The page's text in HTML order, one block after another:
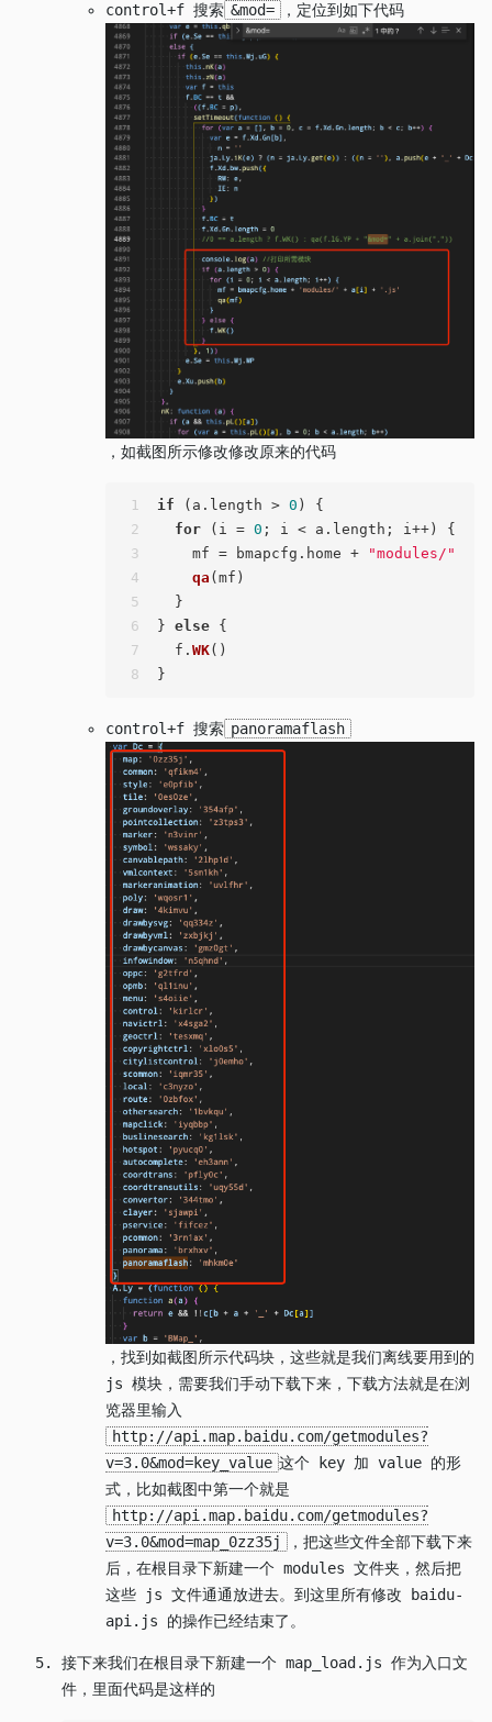
control+f 搜索 &mod= ，定位到如下代码
，如截图所示修改修改原来的代码
1
2
3
4
5
6
7
8
if (a. length > 0 ) {
for (i = 0 ; i < a. length ; i++) {
    mf = bmapcfg.
home + "modules/"
qa (mf)
  }
} else {
  f.
WK()
}
control+f 搜索 panoramaflash
，找到如截图所示代码块，这些就是我们离线要用到的
js 模块，需要我们手动下载下来，下载方法就是在浏
览器里输入
http://api.map.baidu.com/getmodules?
v=3.0&mod=key_value 这个 key 加 value 的形
式，比如截图中第一个就是
http://api.map.baidu.com/getmodules?
v=3.0&mod=map_0zz35j
，把这些文件全部下载下来
后，在根目录下新建一个 modules 文件夹，然后把
这些 js 文件通通放进去。到这里所有修改 baidu-
api.js 的操作已经结束了。
接下来我们在根目录下新建一个 map_load.js 作为入口文
件，里面代码是这样的